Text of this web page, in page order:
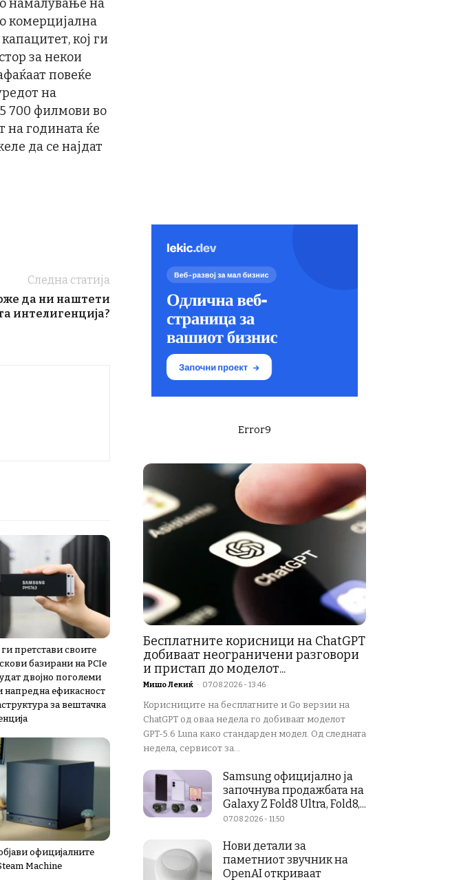
намалување на
комерцијална
кој ги
за некои
повеќе
на
700 филмови во
на годината ќе
да се најдат
Следна статија
да ни наштети
интелигенција?
претстави своите
базирани на PCIe
двојно поголеми
напредна ефикасност
за вештачка
официјалните
Machine
Error9
Бесплатните корисници на ChatGPT
добиваат неограничени разговори
и пристап до моделот...
Мишо Лекиќ - 07.08.2026 - 13:46
Корисниците на бесплатните и Go верзии на
ChatGPT од оваа недела го добиваат моделот
GPT-5.6 Luna како стандарден модел. Од следната
недела, сервисот за...
Samsung официјално ја
започнува продажбата на
Galaxy Z Fold8 Ultra, Fold8,...
07.08.2026 - 11:50
Нови детали за
паметниот звучник на
OpenAI откриваат